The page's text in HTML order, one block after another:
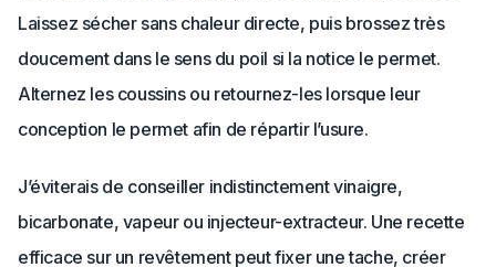
Laissez sécher sans chaleur directe, puis brossez très
doucement dans le sens du poil si la notice le permet.
Alternez les coussins ou retournez-les lorsque leur
conception le permet afin de répartir l’usure.
J’éviterais de conseiller indistinctement vinaigre,
bicarbonate, vapeur ou injecteur-extracteur. Une recette
efficace sur un revêtement peut fixer une tache, créer